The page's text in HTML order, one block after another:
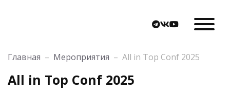
Главная – Мероприятия – All in Top Conf 2025
All in Top Conf 2025